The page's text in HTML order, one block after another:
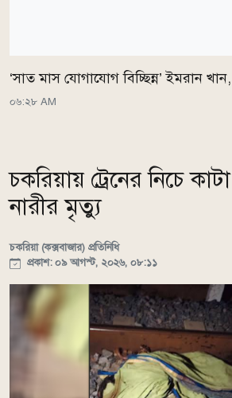
‘সাত মাস যোগাযোগ বিচ্ছিন্ন’ ইমরান খান,
০৬:২৮ AM
চকরিয়ায় ট্রেনের নিচে
নারীর মৃত্যু
চকরিয়া (কক্সবাজার) প্রতিনিধি
প্রকাশ: ০৯ আগস্ট, ২০২৬, ০৮:১১